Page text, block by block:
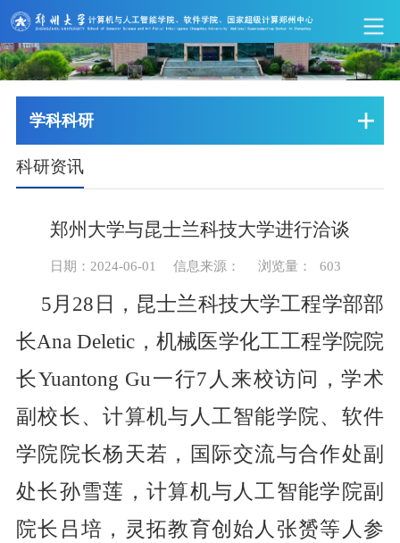
学科科研
科研资讯
郑州大学与昆士兰科技大学进行洽谈
日期：2024-06-01 信息来源： 浏览量： 603
5月28日，昆士兰科技大学工程学部部
长Ana Deletic，机械医学化工工程学院院
长Yuantong Gu一行7人来校访问，学术
副校长、计算机与人工智能学院、软件
学院院长杨天若，国际交流与合作处副
处长孙雪莲，计算机与人工智能学院副
院长吕培，灵拓教育创始人张赟等人参